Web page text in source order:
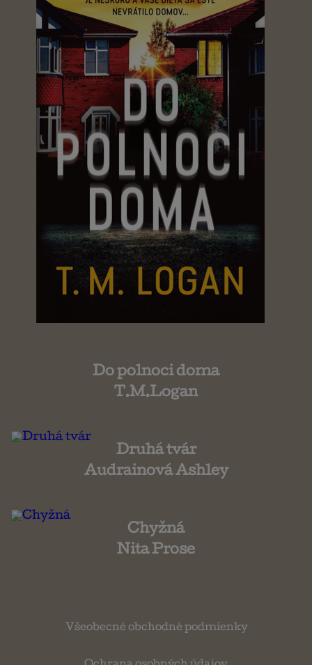
Do polnoci doma
T.M.Logan
Druhá tvár
Audrainová Ashley
Chyžná
Nita Prose
Všeobecné obchodné podmienky